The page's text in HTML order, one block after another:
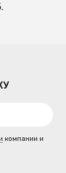
компании и